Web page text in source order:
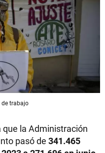
de trabajo
que la Administración
pasó de 341.465